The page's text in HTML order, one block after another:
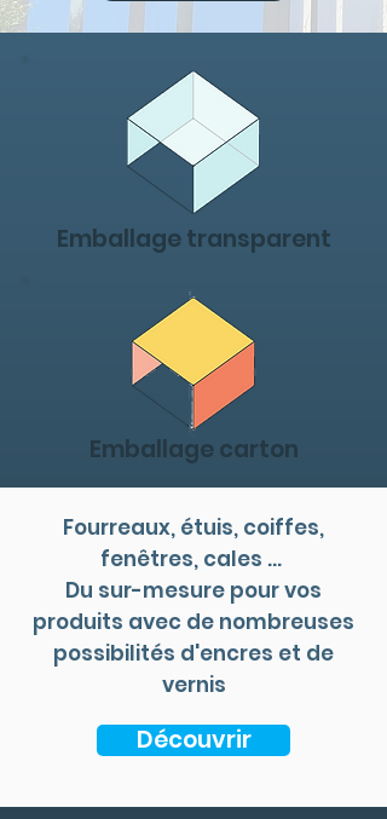
Emballage transparent
Emballage carton
Fourreaux, étuis, coiffes,
fenêtres, cales ...
Du sur-mesure pour vos
produits avec de nombreuses
possibilités d'encres et de
vernis
Découvrir